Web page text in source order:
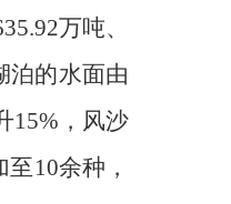
万吨、
泊的水面由
15%，风沙
10余种，